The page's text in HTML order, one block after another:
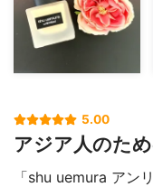
5.00
アジア人のため
「shu uemura アン